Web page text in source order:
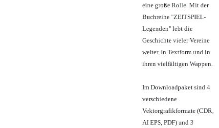
eine große Rolle. Mit der
Buchreihe "ZEITSPIEL-
Legenden" lebt die
Geschichte vieler Vereine
weiter. In Textform und in
ihren vielfältigen Wappen.
Im Downloadpaket sind 4
verschiedene
Vektorgrafikformate (CDR,
AI EPS, PDF) und 3